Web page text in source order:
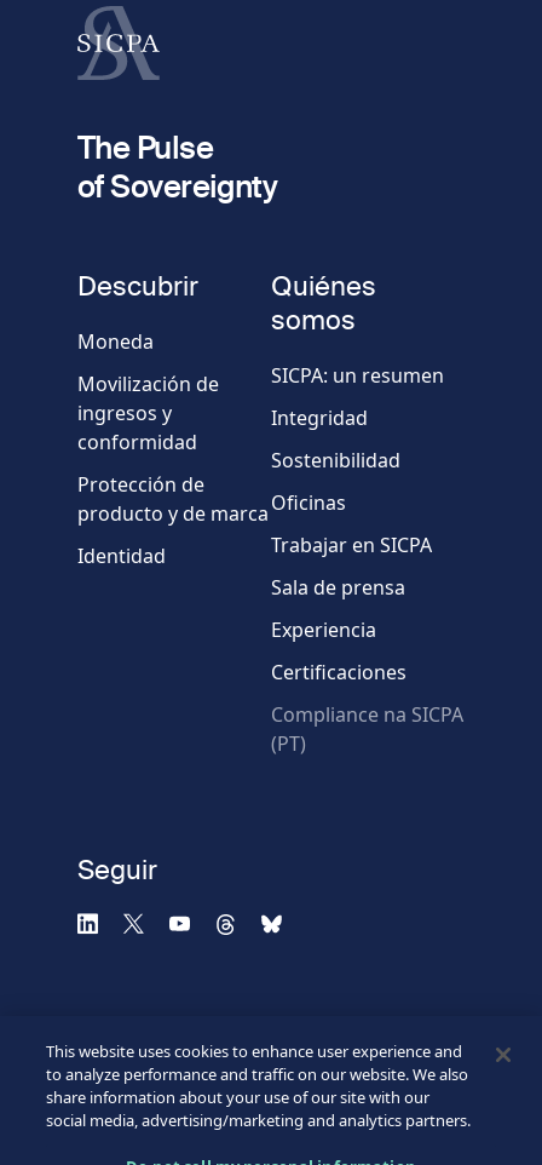
Apellido
fieldset
teléfono
País
Mensaje
* Campos obligatorios
The Pulse
of Sovereignty
Descubrir
Moneda
Movilización de
ingresos y
conformidad
Protección de
producto y de marca
Identidad
Quiénes
somos
SICPA: un resumen
Integridad
Sostenibilidad
Oficinas
Trabajar en SICPA
Sala de prensa
Experiencia
Certificaciones
Compliance na SICPA
(PT)
Seguir
©2026 SICPA HOLDING SA.
This website uses cookies to enhance user experience and
to analyze performance and traffic on our website. We also
share information about your use of our site with our
social media, advertising/marketing and analytics partners.